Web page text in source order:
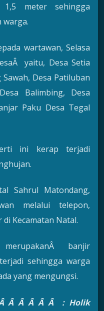
meter sehingga
warga.
wartawan, Selasa
yaitu, Desa Setia
Desa Patiluban
Balimbing, Desa
Paku Desa Tegal
ini kerap terjadi
Sahrul Matondang,
melalui telepon,
Kecamatan Natal.
merupakanÂ banjir
sehingga warga
yang mengungsi.
Â Â Â Â Â : Holik